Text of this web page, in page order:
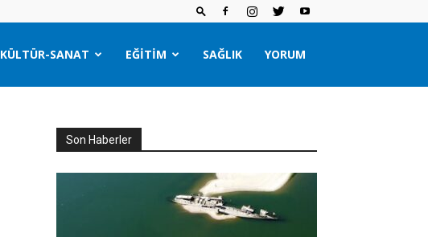
KÜLTÜR-SANAT EĞITIM SAĞLIK YORUM
Son Haberler